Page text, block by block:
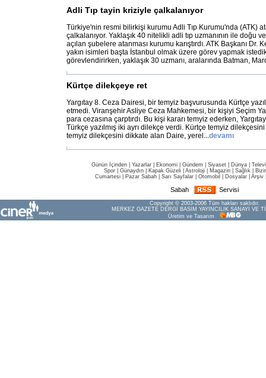
Adli Tıp tayin kriziyle çalkalanıyor
Türkiye'nin resmi bilirkişi kurumu Adli Tıp Kurumu'nda (ATK)
çalkalanıyor. Yaklaşık 40 nitelikli adli tıp uzmanının ile doğu
açılan şubelere atanması kurumu karıştırdı. ATK Başkanı Dr.
yakın isimleri başta İstanbul olmak üzere görev yapmak
görevlendirirken, yaklaşık 30 uzmanı, aralarında Batman,
Kürtçe dilekçeye ret
Yargıtay 8. Ceza Dairesi, bir temyiz başvurusunda Kürtçe
etmedi. Viranşehir Asliye Ceza Mahkemesi, bir kişiyi Seçim
para cezasına çarptırdı. Bu kişi kararı temyiz ederken,
Türkçe yazılmış iki ayrı dilekçe verdi. Kürtçe temyiz
temyiz dilekçesini dikkate alan Daire, yerel ...devamı
Günün İçinden Yazarlar Ekonomi Gündem Siyaset Dünya |
Spor
Günaydın Kapak Güzeli Astroloji Magazin Sağlık
Cumartesi
Pazar Sabah Sarı Sayfalar Otomobil Dosyalar Arşiv
Sabah Servisi
Copyright © 2003-2006 Tüm hakları saklıdır.
MERKEZ GAZETE DERGİ BASIM YAYINCILIK SANAYİ VE
Üretim ve Tasarım